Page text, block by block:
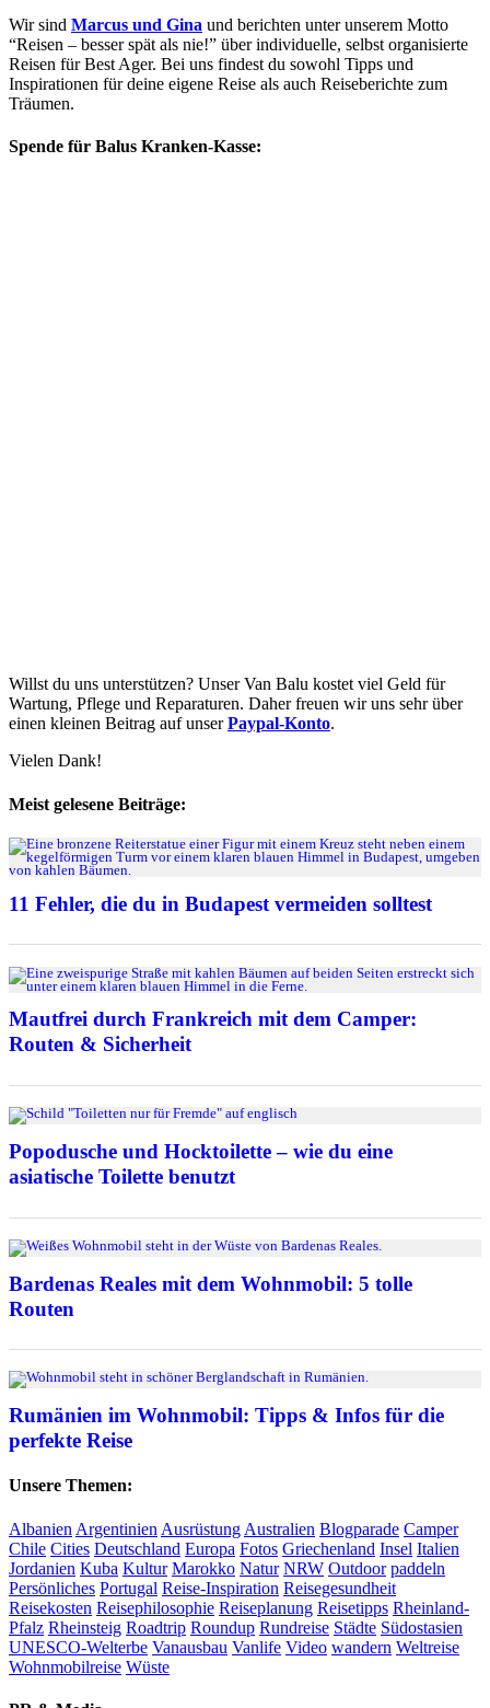
Wir sind Marcus und Gina und berichten unter unserem Motto
“Reisen – besser spät als nie!” über individuelle, selbst organisierte
Reisen für Best Ager. Bei uns findest du sowohl Tipps und
Inspirationen für deine eigene Reise als auch Reiseberichte zum
Träumen.
Spende für Balus Kranken-Kasse:
Willst du uns unterstützen? Unser Van Balu kostet viel Geld für
Wartung, Pflege und Reparaturen. Daher freuen wir uns sehr über
einen kleinen Beitrag auf unserPaypal-Konto.
Vielen Dank!
Meist gelesene Beiträge:
11 Fehler, die du in Budapest vermeiden solltest
Mautfrei durch Frankreich mit dem Camper:
Routen & Sicherheit
Popodusche und Hocktoilette – wie du eine
asiatische Toilette benutzt
Bardenas Reales mit dem Wohnmobil: 5 tolle
Routen
Rumänien im Wohnmobil: Tipps & Infos für die
perfekte Reise
Unsere Themen:
Albanien Argentinien Ausrüstung Australien Blogparade Camper
Chile Cities Deutschland Europa Fotos Griechenland Insel Italien
Jordanien Kuba Kultur Marokko Natur NRW Outdoor paddeln
Persönliches Portugal Reise-Inspiration Reisegesundheit
Reisekosten Reisephilosophie Reiseplanung Reisetipps Rheinland-
Pfalz Rheinsteig Roadtrip Roundup Rundreise Städte Südostasien
UNESCO-Welterbe Vanausbau Vanlife Video wandern Weltreise
Wohnmobilreise Wüste